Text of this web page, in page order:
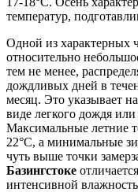
температур,
Одной из характерных
относительно
тем не менее,
дождливых дней в
месяц. Это указывает
виде легкого дождя
Максимальные летние
22°C, а минимальные
чуть выше точки
Базингстоке
интенсивной